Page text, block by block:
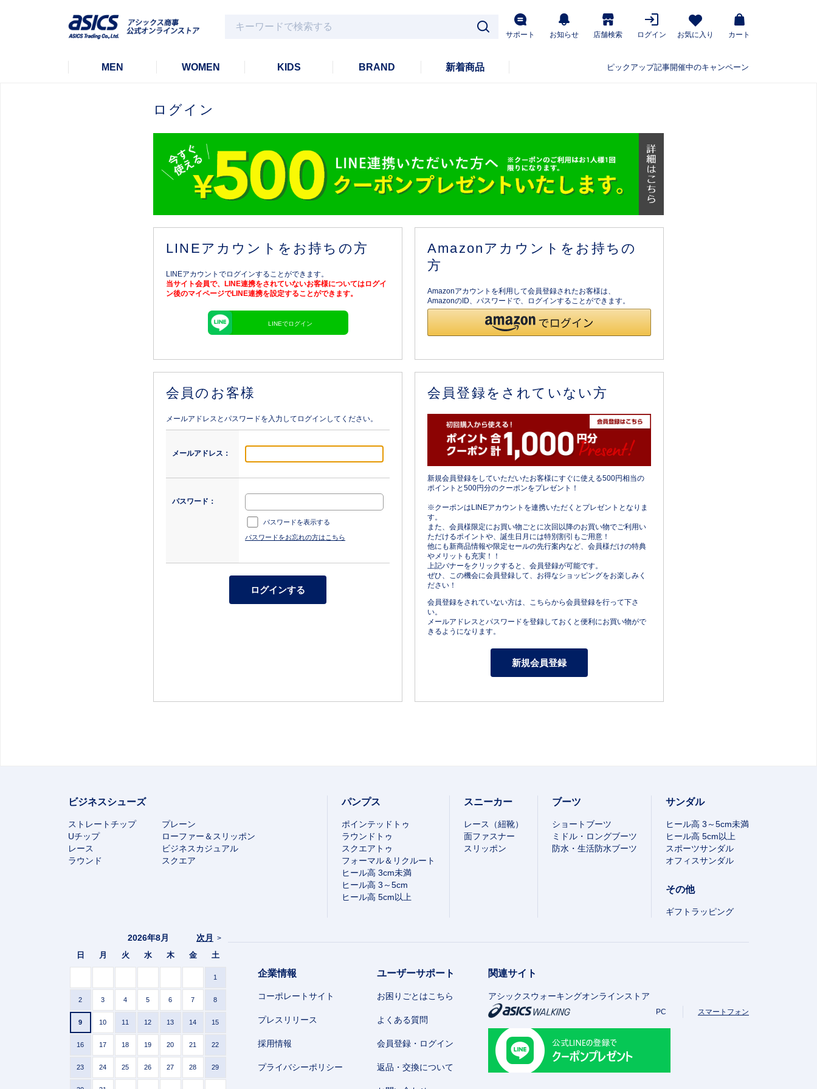
サポート お知らせ 店舗検索 ログイン お気に入り カート
MEN WOMEN KIDS BRAND 新着商品 ピックアップ記事開催中のキャンペーン
ログイン
LINEアカウントをお持ちの方
LINEアカウントでログインすることができます。
当サイト会員で、LINE連携をされていないお客様についてはログイ
ン後のマイページでLINE連携を設定することができます。
LINEでログイン
Amazonアカウントをお持ちの
方
Amazonアカウントを利用して会員登録されたお客様は、
AmazonのID、パスワードで、ログインすることができます。
会員のお客様
メールアドレスとパスワードを入力してログインしてください。
メールアドレス：
パスワード：
パスワードを表示する
パスワードをお忘れの方はこちら
会員登録をされていない方
新規会員登録をしていただいたお客様にすぐに使える500円相当の
ポイントと500円分のクーポンをプレゼント！
※クーポンはLINEアカウントを連携いただくとプレゼントとなりま
す。
また、会員様限定にお買い物ごとに次回以降のお買い物でご利用い
ただけるポイントや、誕生日月には特別割引もご用意！
他にも新商品情報や限定セールの先行案内など、会員様だけの特典
やメリットも充実！！
上記バナーをクリックすると、会員登録が可能です。
ぜひ、この機会に会員登録して、お得なショッピングをお楽しみく
ださい！
会員登録をされていない方は、こちらから会員登録を行って下さ
い。
メールアドレスとパスワードを登録しておくと便利にお買い物がで
きるようになります。
ビジネスシューズ
ストレートチップ
プレーン
Uチップ
ローファー＆スリッポン
レース
ビジネスカジュアル
ラウンド
スクエア
パンプス
ポインテッドトゥ
ラウンドトゥ
スクエアトゥ
フォーマル＆リクルート
ヒール高 3cm未満
ヒール高 3～5cm
ヒール高 5cm以上
スニーカー
レース（紐靴）
面ファスナー
スリッポン
ブーツ
ショートブーツ
ミドル・ロングブーツ
防水・生活防水ブーツ
サンダル
ヒール高 3～5cm未満
ヒール高 5cm以上
スポーツサンダル
オフィスサンダル
その他
ギフトラッピング
次月 >
2026年8月
日 月 火 水 木 金 土
1
2 3 4 5 6 7 8
9 10 11 12 13 14 15
16 17 18 19 20 21 22
23 24 25 26 27 28 29
企業情報
コーポレートサイト
プレスリリース
採用情報
プライバシーポリシー
ユーザーサポート
お困りごとはこちら
よくある質問
会員登録・ログイン
返品・交換について
関連サイト
アシックスウォーキングオンラインストア
PC スマートフォン